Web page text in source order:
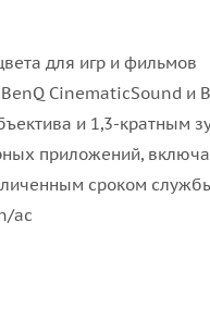
для игр и фильмов
CinematicSound и
и 1,3-кратным
приложений,
сроком
ac